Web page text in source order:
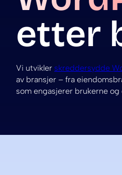
etter
Vi utvikler skreddersydde
av bransjer – fra
som engasjerer brukerne